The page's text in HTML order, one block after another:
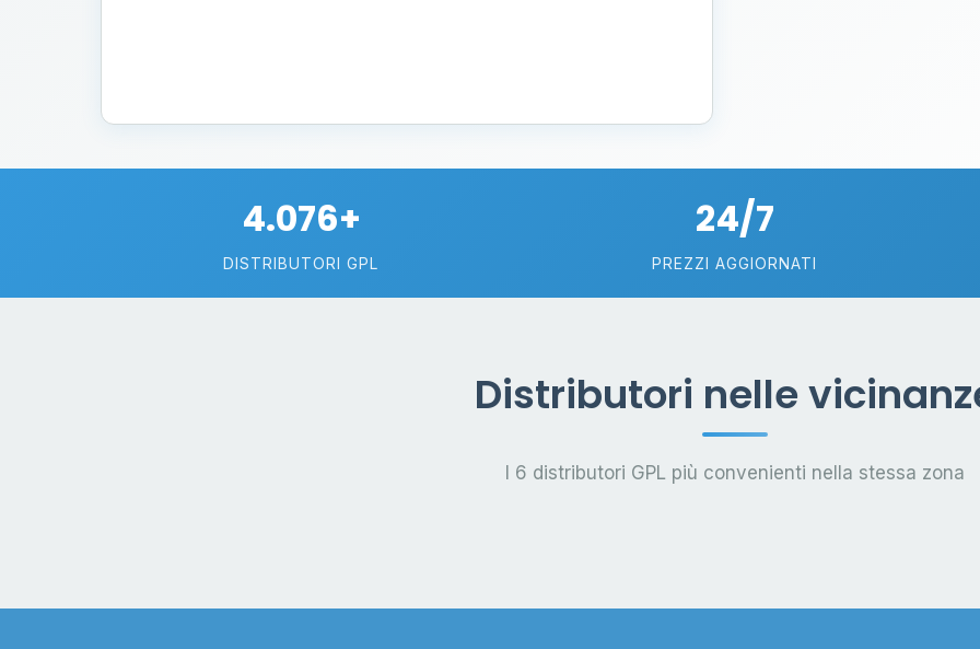
4.076+
DISTRIBUTORI GPL
24/7
PREZZI AGGIORNATI
Distributori nelle
I 6 distributori GPL più convenienti nella stessa zona